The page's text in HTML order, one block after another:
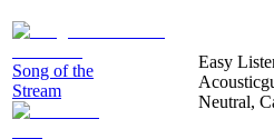
Song of the
Stream
Easy
Neutral,